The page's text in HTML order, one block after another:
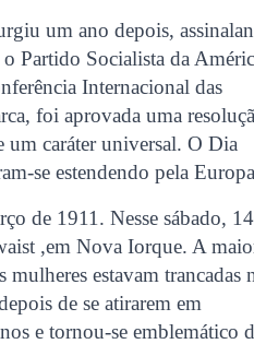
um ano depois,
Partido Socialista da
Internacional das
foi aprovada uma
caráter universal. O Dia
se estendendo pela
de 1911. Nesse sábado,
,em Nova Iorque. A
mulheres estavam trancadas
de se atirarem em
e tornou-se emblemático